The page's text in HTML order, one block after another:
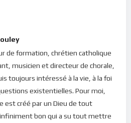
donné. Et comme tout principe
un principe actif, c’est à dire,
! Vue sous cet angle, la
à la chaleur du soleil. La chaleur
qui est le soleil (principe actif)
(ce qui survient la nuit), la
place au froid ! De la même
par la source qui la génère.
évidemment de celle de sa source !
de formation, chrétien catholique
musicien et directeur de chorale,
toujours intéressé à la vie, à la foi
existentielles. Pour moi,
est créé par un Dieu de tout
bon qui a su tout mettre